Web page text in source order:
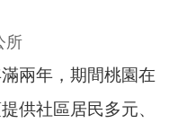
所
兩年，期間桃園在
供社區居民多元、